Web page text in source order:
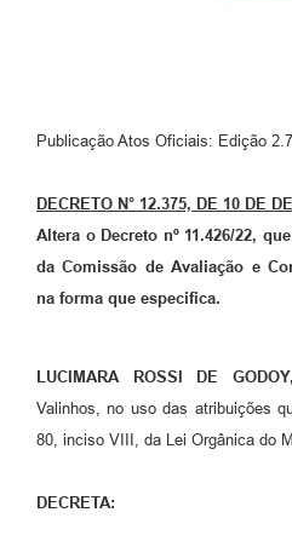
Audiências Públicas
Arquivos para Download
Carta de Serviços
Turismo
Galeria de Vídeos
Conselhos Municipais
Publicação Atos Oficiais: Edição
DECRETO N° 12.375, DE 10 DE
Altera o Decreto nº 11.426/22,
da Comissão de Avaliação e
na forma que especifica.
LUCIMARA ROSSI DE GODOY,
Valinhos, no uso das atribuições
80, inciso VIII, da Lei Orgânica do
DECRETA: